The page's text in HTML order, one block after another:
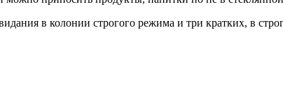
в колонии строгого режима и три кратких, в